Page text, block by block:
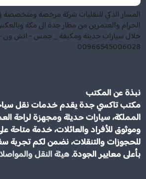
المسار الذكي للنقليات شركة مرخصة ومتخصصة
الحرام والعتمرين من مطار جدة الى مكة
خلال سيارات حديثة ومكيفة _ جمس - اتش ون
00966545006028
نبذة عن المكتب
مكتب تاكسي جدة يقدم خدمات نقل
المملكة، سيارات حديثة ومجهزة لراحة
وموثوق للأفراد والعائلات، خدمة متاحة
للحجوزات والتنقلات، نضمن لكم تجربة
بأعلى معايير الجودة.هيئة النقل